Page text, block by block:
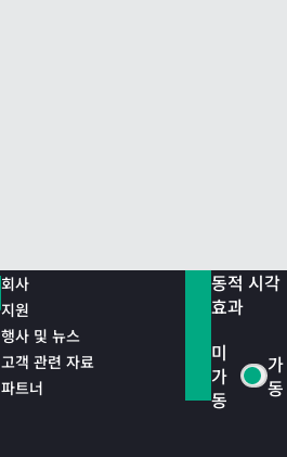
회사
지원
행사 및 뉴스
고객 관련 자료
파트너
동적 시각
효과
미
가
동
가
동